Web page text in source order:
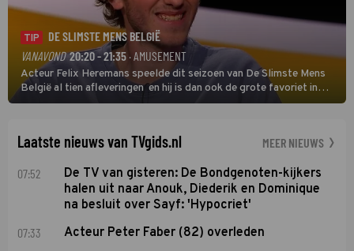
TIP
DE SLIMSTE MENS BELGIË
VANAVOND 20:20 - 21:35· AMUSEMENT
Acteur Felix Heremans speelde dit seizoen van De Slimste Mens
België al tien afleveringen en hij is dan ook de grote favoriet in
deze seizoensfinale. En er is Nederlandse inbreng, want komiek
Laatste nieuws van TVgids.nl MEER NIEUWS
07:52
De TV van gisteren: De Bondgenoten-kijkers
halen uit naar Anouk, Diederik en Dominique
na besluit over Sayf: 'Hypocriet'
07:33 Acteur Peter Faber (82) overleden